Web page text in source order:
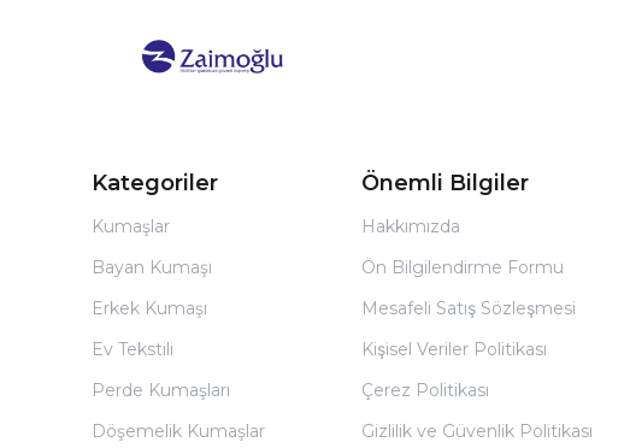
Kategoriler
Kumaşlar
Bayan Kumaşı
Erkek Kumaşı
Ev Tekstili
Perde Kumaşları
Döşemelik Kumaşlar
Önemli Bilgiler
Hakkımızda
Ön Bilgilendirme Formu
Mesafeli Satış Sözleşmesi
Kişisel Veriler Politikası
Çerez Politikası
Gizlilik ve Güvenlik Politikası